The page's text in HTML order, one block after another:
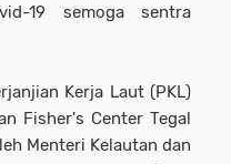
19 semoga sentra
Kerja Laut (PKL)
Fisher's Center Tegal
Menteri Kelautan dan